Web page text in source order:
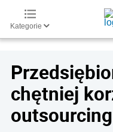
Kategorie
chętniej